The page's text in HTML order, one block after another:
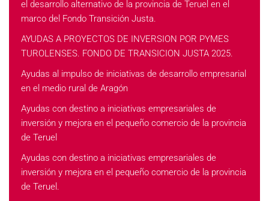
el desarrollo alternativo de la provincia de Teruel en el
marco del Fondo Transición Justa.
AYUDAS A PROYECTOS DE INVERSION POR PYMES
TUROLENSES. FONDO DE TRANSICION JUSTA 2025.
Ayudas al impulso de iniciativas de desarrollo empresarial
en el medio rural de Aragón
Ayudas con destino a iniciativas empresariales de
inversión y mejora en el pequeño comercio de la provincia
de Teruel
Ayudas con destino a iniciativas empresariales de
inversión y mejora en el pequeño comercio de la provincia
de Teruel.